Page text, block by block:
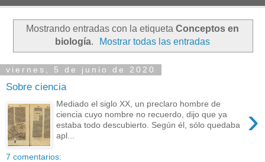
Mostrando entradas con la etiqueta Conceptos en
biología. Mostrar todas las entradas
viernes, 5 de junio de 2020
Sobre ciencia
›
Mediado el siglo XX, un preclaro hombre de
ciencia cuyo nombre no recuerdo, dijo que ya
estaba todo descubierto. Según él, sólo quedaba
apl...
7 comentarios: